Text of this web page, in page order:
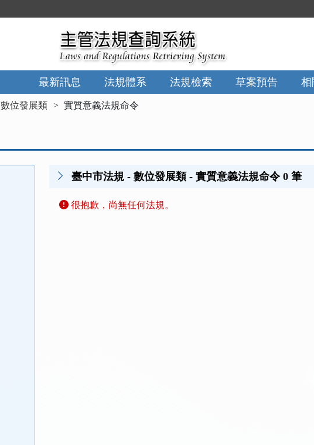
最新訊息 法規體系 法規檢索 草案預告 相
數位發展類 實質意義法規命令
臺中市法規 - 數位發展類 - 實質意義法規命令 0 筆
很抱歉，尚無任何法規。